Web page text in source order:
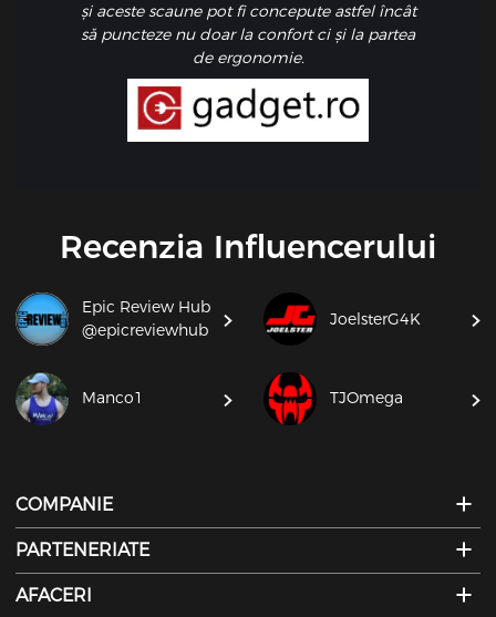
și aceste scaune pot fi concepute astfel încât
să puncteze nu doar la confort ci și la partea
de ergonomie.
Recenzia Influencerului
Epic Review Hub
@epicreviewhub
JoelsterG4K
Manco1 TJOmega
COMPANIE
PARTENERIATE
AFACERI